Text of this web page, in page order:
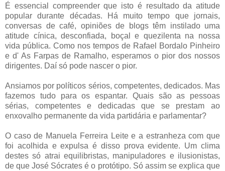
É essencial compreender que isto é resultado da atitude
popular durante décadas. Há muito tempo que jornais,
conversas de café, opiniões de blogs têm instilado uma
atitude cínica, desconfiada, boçal e quezilenta na nossa
vida pública. Como nos tempos de Rafael Bordalo Pinheiro
e d' As Farpas de Ramalho, esperamos o pior dos nossos
dirigentes. Daí só pode nascer o pior.
Ansiamos por políticos sérios, competentes, dedicados. Mas
fazemos tudo para os espantar. Quais são as pessoas
sérias, competentes e dedicadas que se prestam ao
enxovalho permanente da vida partidária e parlamentar?
O caso de Manuela Ferreira Leite e a estranheza com que
foi acolhida e expulsa é disso prova evidente. Um clima
destes só atrai equilibristas, manipuladores e ilusionistas,
de que José Sócrates é o protótipo. Só assim se explica que